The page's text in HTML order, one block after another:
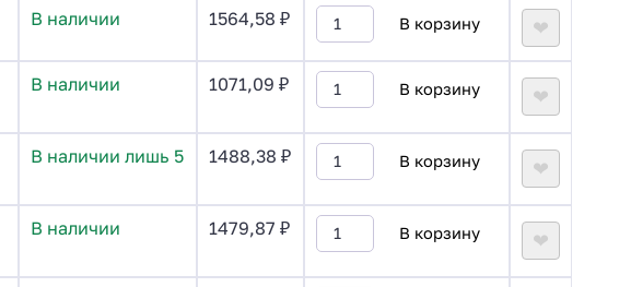
В наличии 1564,58 ₽ В корзину ❤
В наличии 1071,09 ₽ В корзину ❤
В наличии лишь 5 1488,38 ₽ В корзину ❤
В наличии 1479,87 ₽ В корзину ❤